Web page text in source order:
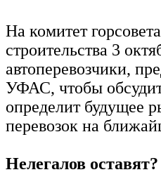
На комитет
строительства 3
автоперевозчики,
УФАС, чтобы
определит будущее
перевозок на
Нелегалов оставят?